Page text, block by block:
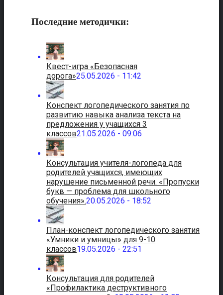
Последние методички:
Квест-игра «Безопасная
дорога»25.05.2026 - 11:42
Конспект логопедического занятия по
развитию навыка анализа текста на
предложения у учащихся 3
классов21.05.2026 - 09:06
Консультация учителя-логопеда для
родителей учащихся, имеющих
нарушение письменной речи. «Пропуски
букв — проблема для школьного
обучения».20.05.2026 - 18:52
План-конспект логопедического занятия
«Умники и умницы» для 9-10
классов19.05.2026 - 22:51
Консультация для родителей
«Профилактика деструктивного